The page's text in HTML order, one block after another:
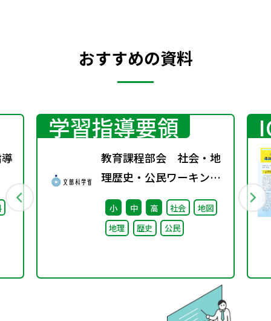
おすすめの資料
学習指導要領
教育課程部会 社会・地
理歴史・公民ワーキング
（第2回） 配付資料
小 中 高 社会
地図
地理
歴史 公民